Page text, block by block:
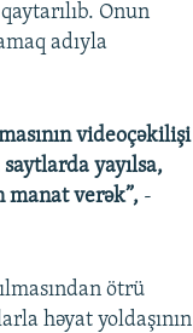
Onun
adıyla
videoçəkilişi
yayılsa,
manat verək”, -
ötrü
həyat yoldaşının